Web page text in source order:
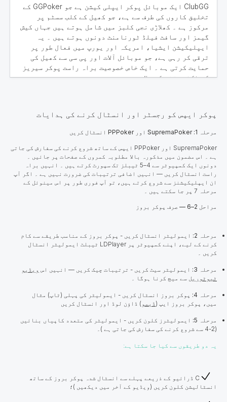
ClubGG ایک موبائل پوکر ایپلی کیشن ہے جو GGPoker کے
تخلیق کاروں کی طرف سے ہے، جو کھیل کے کلب سسٹم پر
مرکوز ہے ۔ کھلاڑی نجی کلبز میں شامل ہوتے ہیں جہاں کیش
گیمز اور سافٹ فیلڈ ٹورنامنٹ دونوں ہوتے ہیں ۔ یہ
ایپلیکیشن ایشیا، امریکہ اور یورپ میں فعال طور پر
ترقی کر رہی ہے، جو موبائل آلات اور پی سی سے کھیل کی
حمایت کرتی ہے ۔ ایک خاص خصوصیت براہ راست پوکر سیریز
کے ٹکٹ جیتنے کی صلاحیت ہے ۔
پوکر ایپس کو رجسٹر اور انسٹال کرنے کی ہدایات
مرحلہ 1: SupremaPoker اور PPPoker انسٹال کریں
SupremaPoker اور PPPoker ایپس کے ساتھ شروع کرنے کی سفارش کی جاتی
ہے ۔ اس مضمون میں مذکورہ بالا مطلوبہ کمروں کے صفحات پر جائیں ۔
دونوں ایک کمپیوٹر سے 4–5 ٹیبلز تک سپورٹ کرتے ہیں ۔ انہیں براہ
راست انسٹال کریں — انہیں اضافی ترتیبات کی ضرورت نہیں ہے ۔ اگر آپ
ان ایپلیکیشنز سے شروع کرتے ہیں، تو آپ فوری طور پر اس مینوئل کے
مرحلہ 7 پر جا سکتے ہیں ۔
مراحل 2–6 — صرف پوکر بروز
مرحلہ 2: ایمولیٹر انسٹال کریں - پوکر بروز کے مناسب طریقے سے کام
کرنے کے لیے، اپنے
کمپیوٹر پر LDPlayer ٹیبلٹ ایمولیٹر انسٹال
کریں ۔
مرحلہ 3: ایمولیٹر سیٹ کریں - ترتیبات چیک کریں — انہیں اس ویڈیو
ٹیوٹوریل سے میچ کرنا ہوگا ۔
مرحلہ 4: پوکر بروز انسٹال کریں
- ایمولیٹر کی پہلی (ٹاپ) مثال
میں، پوکر بروز ایپ ( ڈیمو ) ڈاؤن لوڈ اور انسٹال کریں
مرحلہ 5: ایمولیٹرز کلون
کریں - ایمولیٹر کی متعدد کاپیاں بنائیں
(2-4 سے شروع کرنے کی سفارش کی جاتی ہے )۔
یہ دو طریقوں سے کیا جا سکتا ہے:
C ڈرائیو کے ذریعے پہلے سے انسٹال شدہ پوکر بروز کے ساتھ
انسٹالیشن کلون کریں (ویڈیو کے آخر میں دیکھیں )؛